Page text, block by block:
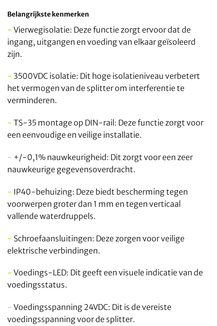
Belangrijkste kenmerken
- Vierwegisolatie: Deze functie zorgt ervoor dat de
ingang, uitgangen en voeding van elkaar geïsoleerd
zijn.
- 3500VDC isolatie: Dit hoge isolatieniveau verbetert
het vermogen van de splitter om interferentie te
verminderen.
- TS-35 montage op DIN-rail: Deze functie zorgt voor
een eenvoudige en veilige installatie.
- +/-0,1% nauwkeurigheid: Dit zorgt voor een zeer
nauwkeurige gegevensoverdracht.
- IP40-behuizing: Deze biedt bescherming tegen
voorwerpen groter dan 1 mm en tegen verticaal
vallende waterdruppels.
- Schroefaansluitingen: Deze zorgen voor veilige
elektrische verbindingen.
- Voedings-LED: Dit geeft een visuele indicatie van de
voedingsstatus.
- Voedingsspanning 24VDC: Dit is de vereiste
voedingsspanning voor de splitter.